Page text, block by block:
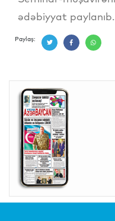
ədəbiyyat paylanıb.
Paylaş: